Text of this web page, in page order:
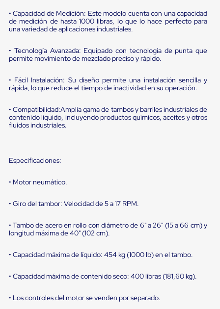
Rampas
de
patio
de
Cargas
Convencionales
para
Puertas
andén
Sellos
de
Retenedores
de
con
sistema
retención
ruedas
Retenedores
• Capacidad de Medición: Este modelo cuenta con una capacidad
de medición de hasta 1000 libras, lo que lo hace perfecto para
una variedad de aplicaciones industriales.
• Tecnología Avanzada: Equipado con tecnología de punta que
permite movimiento de mezclado preciso y rápido.
• Fácil Instalación: Su diseño permite una instalación sencilla y
rápida, lo que reduce el tiempo de inactividad en su operación.
• Compatibilidad:Amplia gama de tambos y barriles industriales de
contenido líquido, incluyendo productos químicos, aceites y otros
fluidos industriales.
Especificaciones:
• Motor neumático.
• Giro del tambor: Velocidad de 5 a 17 RPM.
• Tambo de acero en rollo con diámetro de 6" a 26" (15 a 66 cm) y
longitud máxima de 40" (102 cm).
• Capacidad máxima de líquido: 454 kg (1000 lb) en el tambo.
• Capacidad máxima de contenido seco: 400 libras (181,60 kg).
• Los controles del motor se venden por separado.